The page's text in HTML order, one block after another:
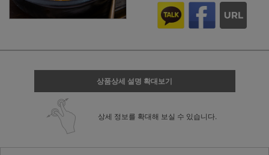
상품상세 설명 확대보기
상세 정보를 확대해 보실 수 있습니다.